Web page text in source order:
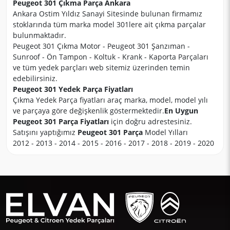
Peugeot 301 Çıkma Parça Ankara
Ankara Ostim Yıldız Sanayi Sitesinde bulunan firmamız
stoklarında tüm marka model 301lere ait çıkma parçalar
bulunmaktadır.
Peugeot 301 Çıkma Motor - Peugeot 301 Şanzıman -
Sunroof - Ön Tampon - Koltuk - Krank - Kaporta Parçaları
ve tüm yedek parçları web sitemiz üzerinden temin
edebilirsiniz.
Peugeot 301 Yedek Parça Fiyatları
Çıkma Yedek Parça fiyatları araç marka, model, model yılı
ve parçaya göre değişkenlik göstermektedir.En Uygun
Peugeot 301 Parça Fiyatları için doğru adrestesiniz.
Satışını yaptığımız Peugeot 301 Parça Model Yılları
2012 - 2013 - 2014 - 2015 - 2016 - 2017 - 2018 - 2019 - 2020